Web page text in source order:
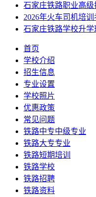
石家庄铁路职业高
2026年火车司机培
石家庄铁路学校升学
首页
学校介绍
招生信息
专业设置
学校照片
优惠政策
常见问题
铁路中专中级专业
铁路大专专业
铁路短期培训
铁路学校
铁路招聘
铁路资料